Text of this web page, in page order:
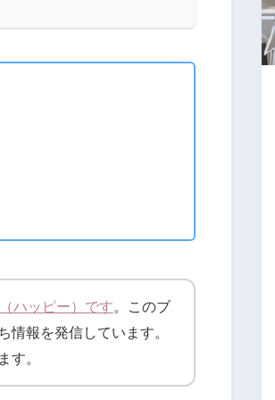
ハッピー）です。このブ
情報を発信しています。
す。